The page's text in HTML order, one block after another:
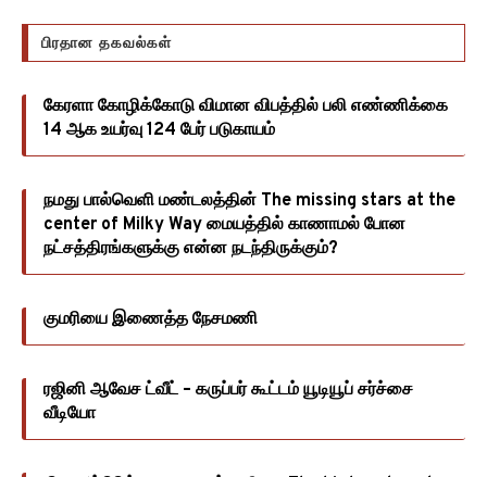
பிரதான தகவல்கள்
கேரளா கோழிக்கோடு விமான விபத்தில் பலி எண்ணிக்கை
14 ஆக உயர்வு 124 பேர் படுகாயம்
நமது பால்வெளி மண்டலத்தின் The missing stars at the
center of Milky Way மையத்தில் காணாமல் போன
நட்சத்திரங்களுக்கு என்ன நடந்திருக்கும்?
குமரியை இணைத்த நேசமணி
ரஜினி ஆவேச ட்வீட் – கருப்பர் கூட்டம் யூடியூப் சர்ச்சை
வீடியோ